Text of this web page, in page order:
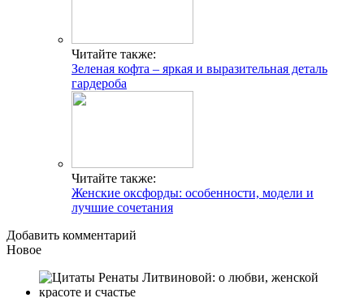
Читайте также:
Зеленая кофта – яркая и выразительная деталь
гардероба
Читайте также:
Женские оксфорды: особенности, модели и
лучшие сочетания
Добавить комментарий
Новое